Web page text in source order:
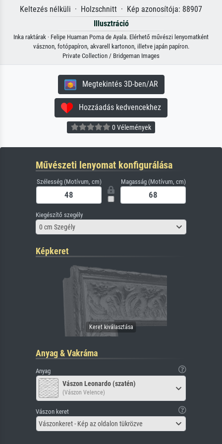
Keltezés nélküli · Holzschnitt · Kép azonosítója: 88907
Illusztráció
Inka raktárak · Felipe Huaman Poma de Ayala. Elérhető művészi lenyomatként
vásznon, fotópapíron, akvarell kartonon, illetve japán papíron.
Private Collection / Bridgeman Images
Megtekintés 3D-ben/AR
Hozzáadás kedvencekhez
0 Vélemények
Művészeti lenyomat konfigurálása
Szélesség (Motívum, cm) Magasság (Motívum, cm)
Kiegészítő szegély
0 cm Szegély
Képkeret
Anyag & Vakráma
Anyag
Vászon Leonardo (szatén)
(Vászon Velence)
Vászon keret
Vászonkeret - Kép az oldalon tükrözve